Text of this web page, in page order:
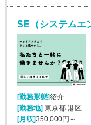
[勤務形態]紹介
[勤務地]東京都 港区
[月収]350,000円～